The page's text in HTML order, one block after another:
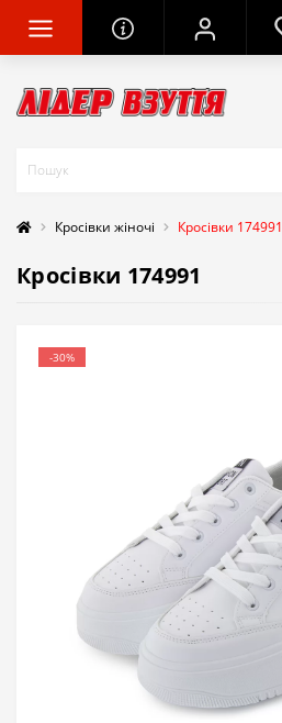
Кросівки жіночі Кросівки 174991
Кросівки 174991
-30%